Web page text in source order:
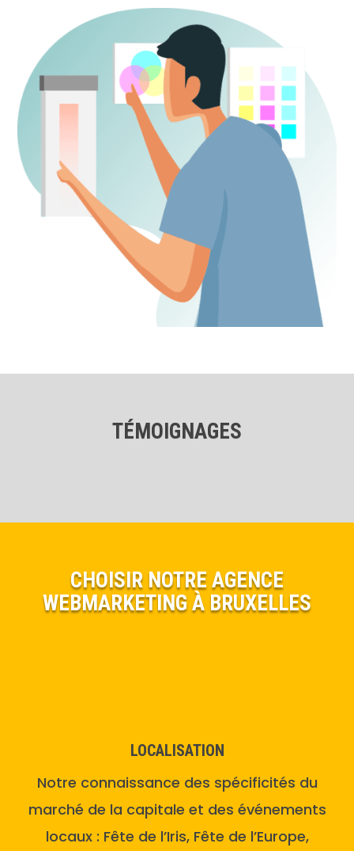
TÉMOIGNAGES
CHOISIR NOTRE AGENCE
WEBMARKETING À BRUXELLES
LOCALISATION
Notre connaissance des spécificités du
marché de la capitale et des événements
locaux : Fête de l’Iris, Fête de l’Europe,